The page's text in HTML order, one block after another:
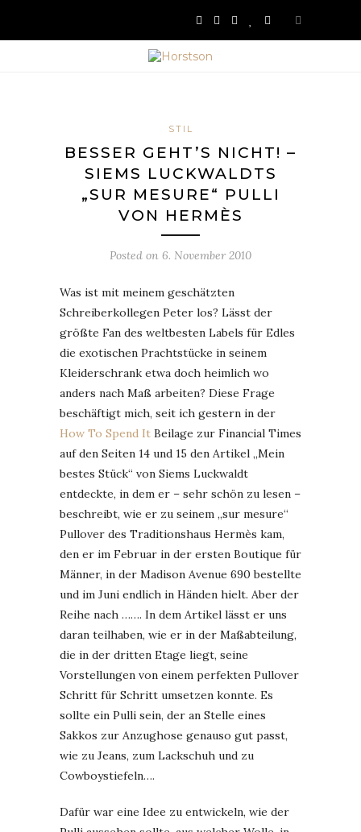
STIL
BESSER GEHT’S NICHT! –
SIEMS LUCKWALDTS
„SUR MESURE“ PULLI
VON HERMÈS
Posted on 6. November 2010
Was ist mit meinem geschätzten
Schreiberkollegen Peter los? Lässt der
größte Fan des weltbesten Labels für Edles
die exotischen Prachtstücke in seinem
Kleiderschrank etwa doch heimlich wo
anders nach Maß arbeiten? Diese Frage
beschäftigt mich, seit ich gestern in der
How To Spend It Beilage zur Financial Times
auf den Seiten 14 und 15 den Artikel „Mein
bestes Stück“ von Siems Luckwaldt
entdeckte, in dem er – sehr schön zu lesen –
beschreibt, wie er zu seinem „sur mesure“
Pullover des Traditionshaus Hermès kam,
den er im Februar in der ersten Boutique für
Männer, in der Madison Avenue 690 bestellte
und im Juni endlich in Händen hielt. Aber der
Reihe nach ……. In dem Artikel lässt er uns
daran teilhaben, wie er in der Maßabteilung,
die in der dritten Etage liegt, seine
Vorstellungen von einem perfekten Pullover
Schritt für Schritt umsetzen konnte. Es
sollte ein Pulli sein, der an Stelle eines
Sakkos zur Anzughose genauso gut passt,
wie zu Jeans, zum Lackschuh und zu
Cowboystiefeln….
Dafür war eine Idee zu entwickeln, wie der